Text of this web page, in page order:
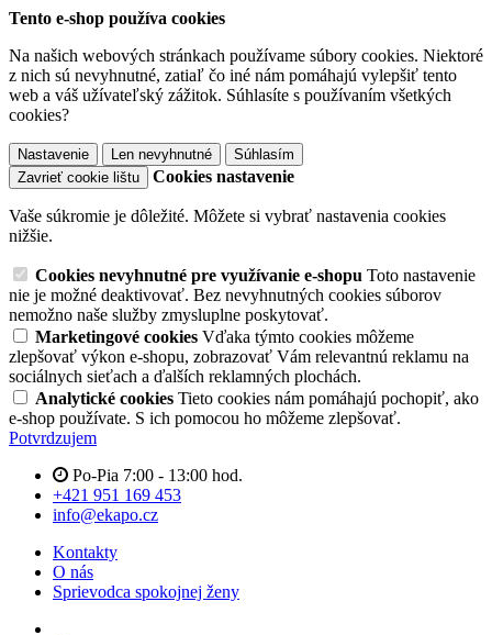
Tento e-shop používa cookies
Na našich webových stránkach používame súbory cookies. Niektoré
z nich sú nevyhnutné, zatiaľ čo iné nám pomáhajú vylepšiť tento
web a váš užívateľský zážitok. Súhlasíte s používaním všetkých
cookies?
Nastavenie Len nevyhnutné
Súhlasím
Zavrieť cookie lištu
Cookies nastavenie
Vaše súkromie je dôležité. Môžete si vybrať nastavenia cookies
nižšie.
Cookies nevyhnutné pre využívanie e-shopu Toto nastavenie
nie je možné deaktivovať. Bez nevyhnutných cookies súborov
nemožno naše služby zmysluplne poskytovať.
Marketingové cookies Vďaka týmto cookies môžeme
zlepšovať výkon e-shopu, zobrazovať Vám relevantnú reklamu na
sociálnych sieťach a ďalších reklamných plochách.
Analytické cookies Tieto cookies nám pomáhajú pochopiť, ako
e-shop používate. S ich pomocou ho môžeme zlepšovať.
Potvrdzujem
Po-Pia 7:00 - 13:00 hod.
+421 951 169 453
info@ekapo.cz
Kontakty
O nás
Sprievodca spokojnej ženy